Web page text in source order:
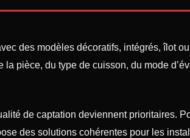
des modèles décoratifs, intégrés, îlot
pièce, du type de cuisson, du mode
de captation deviennent prioritaires.
des solutions cohérentes pour les